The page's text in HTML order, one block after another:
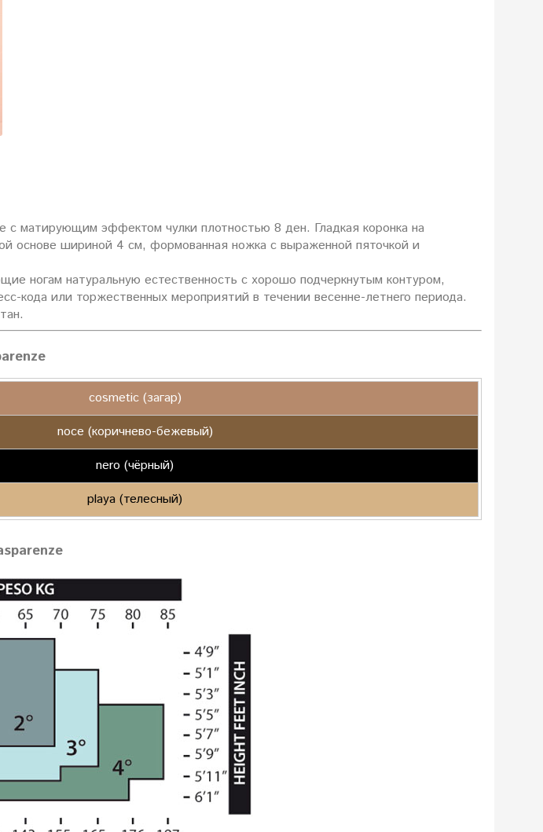
с матирующим эффектом чулки плотностью 8 ден. Гладкая коронка на
основе шириной 4 см, формованная ножка с выраженной пяточкой и
ногам натуральную естественность с хорошо подчеркнутым контуром,
кода или торжественных мероприятий в течении весенне-летнего периода.
cosmetic (загар)
noce (коричнево-бежевый)
nero (чёрный)
playa (телесный)